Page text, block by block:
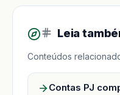
Leia
Conteúdos
Contas PJ